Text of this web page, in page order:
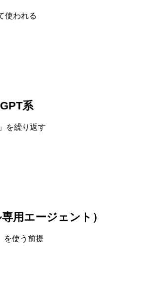
使われる
系
を繰り返す
用エージェント）
を使う前提